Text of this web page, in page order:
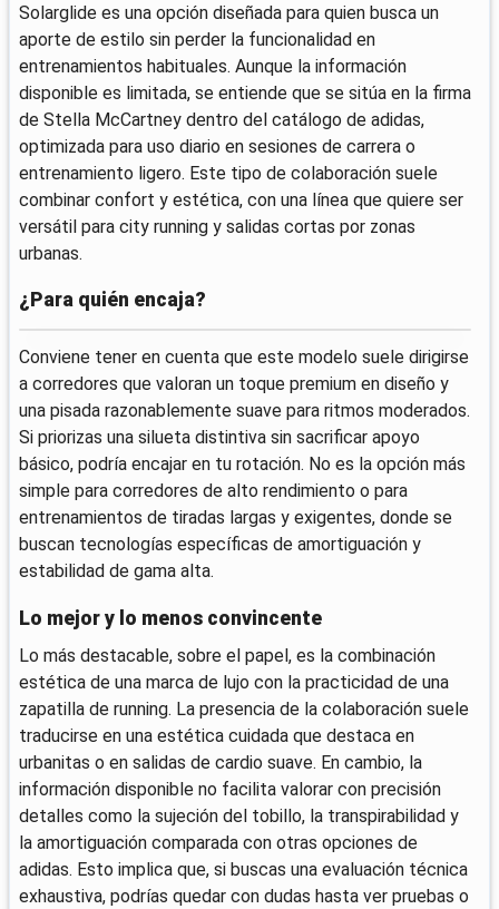
Solarglide es una opción diseñada para quien busca un
aporte de estilo sin perder la funcionalidad en
entrenamientos habituales. Aunque la información
disponible es limitada, se entiende que se sitúa en la firma
de Stella McCartney dentro del catálogo de adidas,
optimizada para uso diario en sesiones de carrera o
entrenamiento ligero. Este tipo de colaboración suele
combinar confort y estética, con una línea que quiere ser
versátil para city running y salidas cortas por zonas
urbanas.
¿Para quién encaja?
Conviene tener en cuenta que este modelo suele dirigirse
a corredores que valoran un toque premium en diseño y
una pisada razonablemente suave para ritmos moderados.
Si priorizas una silueta distintiva sin sacrificar apoyo
básico, podría encajar en tu rotación. No es la opción más
simple para corredores de alto rendimiento o para
entrenamientos de tiradas largas y exigentes, donde se
buscan tecnologías específicas de amortiguación y
estabilidad de gama alta.
Lo mejor y lo menos convincente
Lo más destacable, sobre el papel, es la combinación
estética de una marca de lujo con la practicidad de una
zapatilla de running. La presencia de la colaboración suele
traducirse en una estética cuidada que destaca en
urbanitas o en salidas de cardio suave. En cambio, la
información disponible no facilita valorar con precisión
detalles como la sujeción del tobillo, la transpirabilidad y
la amortiguación comparada con otras opciones de
adidas. Esto implica que, si buscas una evaluación técnica
exhaustiva, podrías quedar con dudas hasta ver pruebas o